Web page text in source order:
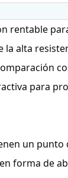
rentable
la alta
para
un punto
forma de